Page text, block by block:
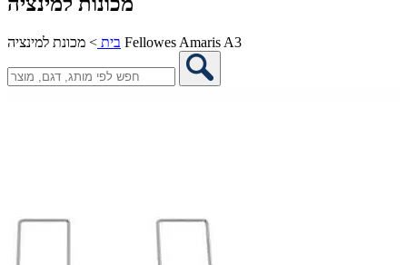
בית > מכונת למינציה Fellowes Amaris A3